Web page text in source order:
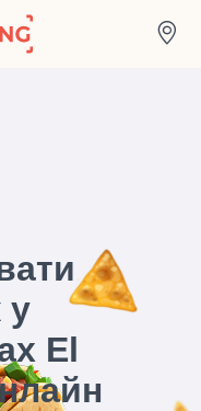
у
El